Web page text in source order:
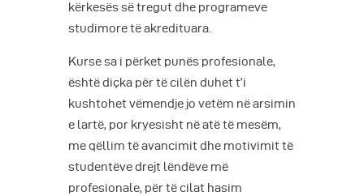
kërkesës së tregut dhe programeve
studimore të akredituara.
Kurse sa i përket punës profesionale,
është diçka për të cilën duhet t’i
kushtohet vëmendje jo vetëm në arsimin
e lartë, por kryesisht në atë të mesëm,
me qëllim të avancimit dhe motivimit të
studentëve drejt lëndëve më
profesionale, për të cilat hasim